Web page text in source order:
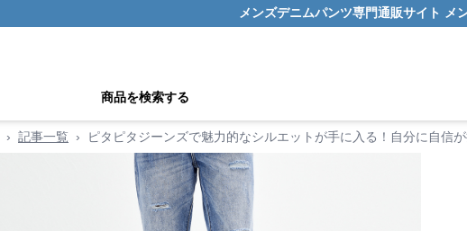
メンズデニムパンツ専門通販サイト メ
商品を検索する
› 記事一覧 › ピタピタジーンズで魅力的なシルエットが手に入る！自分に自信